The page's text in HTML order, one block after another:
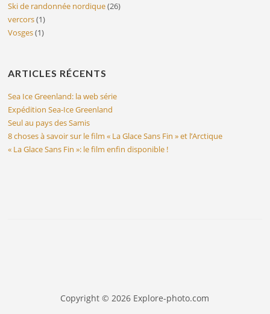
Ski de randonnée nordique(26)
vercors(1)
Vosges(1)
ARTICLES RÉCENTS
Sea Ice Greenland: la web série
Expédition Sea-Ice Greenland
Seul au pays des Samis
8 choses à savoir sur le film « La Glace Sans Fin » et l’Arctique
« La Glace Sans Fin »: le film enfin disponible !
Copyright © 2026 Explore-photo.com